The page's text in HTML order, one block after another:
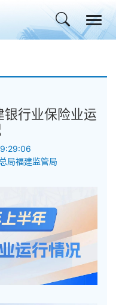
行业保险业运
局福建监管局